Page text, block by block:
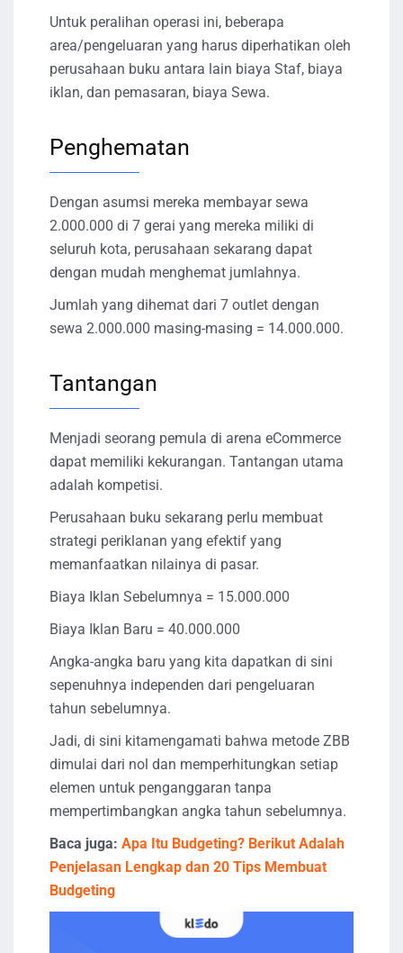
Untuk peralihan operasi ini, beberapa
area/pengeluaran yang harus diperhatikan oleh
perusahaan buku antara lain biaya Staf, biaya
iklan, dan pemasaran, biaya Sewa.
Penghematan
Dengan asumsi mereka membayar sewa
2.000.000 di 7 gerai yang mereka miliki di
seluruh kota, perusahaan sekarang dapat
dengan mudah menghemat jumlahnya.
Jumlah yang dihemat dari 7 outlet dengan
sewa 2.000.000 masing-masing = 14.000.000.
Tantangan
Menjadi seorang pemula di arena eCommerce
dapat memiliki kekurangan. Tantangan utama
adalah kompetisi.
Perusahaan buku sekarang perlu membuat
strategi periklanan yang efektif yang
memanfaatkan nilainya di pasar.
Biaya Iklan Sebelumnya = 15.000.000
Biaya Iklan Baru = 40.000.000
Angka-angka baru yang kita dapatkan di sini
sepenuhnya independen dari pengeluaran
tahun sebelumnya.
Jadi, di sini kitamengamati bahwa metode ZBB
dimulai dari nol dan memperhitungkan setiap
elemen untuk penganggaran tanpa
mempertimbangkan angka tahun sebelumnya.
Baca juga: Apa Itu Budgeting? Berikut Adalah
Penjelasan Lengkap dan 20 Tips Membuat
Budgeting